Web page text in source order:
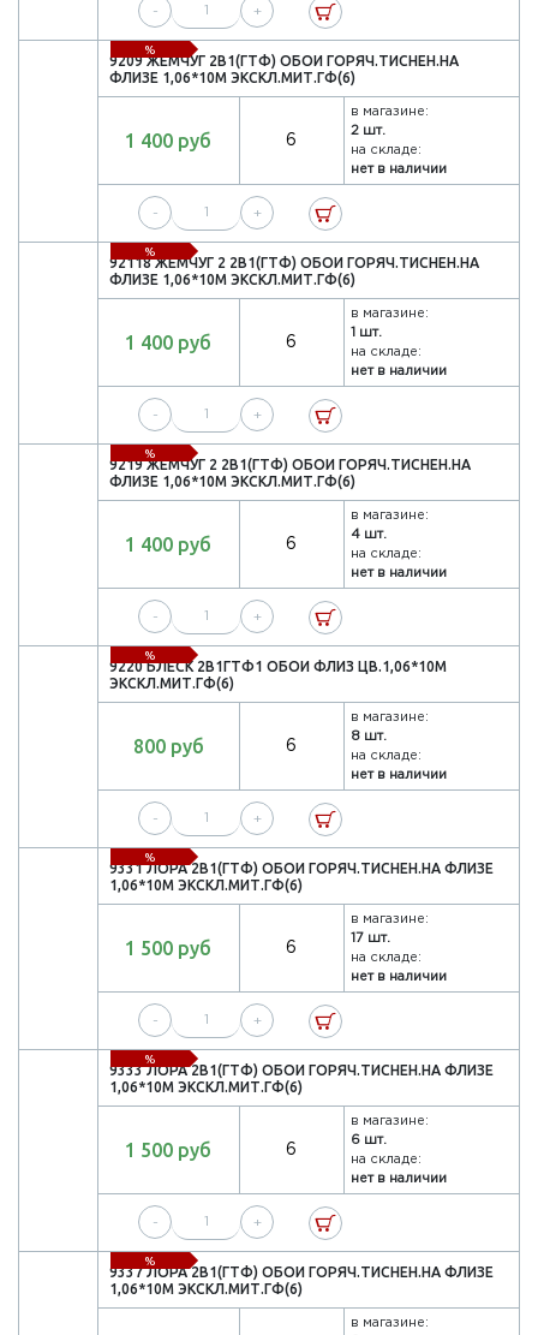
- +
%
9209 ЖЕМЧУГ 2В1(ГТФ) ОБОИ ГОРЯЧ.ТИСНЕН.НА
ФЛИЗЕ 1,06*10М ЭКСКЛ.МИТ.ГФ(6)
1 400 руб 6
в магазине:
2 шт.
на складе:
нет в наличии
- +
%
92118 ЖЕМЧУГ 2 2В1(ГТФ) ОБОИ ГОРЯЧ.ТИСНЕН.НА
ФЛИЗЕ 1,06*10М ЭКСКЛ.МИТ.ГФ(6)
1 400 руб 6
в магазине:
1 шт.
на складе:
нет в наличии
- +
%
9219 ЖЕМЧУГ 2 2В1(ГТФ) ОБОИ ГОРЯЧ.ТИСНЕН.НА
ФЛИЗЕ 1,06*10М ЭКСКЛ.МИТ.ГФ(6)
1 400 руб 6
в магазине:
4 шт.
на складе:
нет в наличии
- +
%
9220 БЛЕСК 2В1ГТФ1 ОБОИ ФЛИЗ ЦВ.1,06*10М
ЭКСКЛ.МИТ.ГФ(6)
800 руб 6
в магазине:
8 шт.
на складе:
нет в наличии
- +
%
9331 ЛОРА 2В1(ГТФ) ОБОИ ГОРЯЧ.ТИСНЕН.НА ФЛИЗЕ
1,06*10М ЭКСКЛ.МИТ.ГФ(6)
1 500 руб 6
в магазине:
17 шт.
на складе:
нет в наличии
- +
%
9333 ЛОРА 2В1(ГТФ) ОБОИ ГОРЯЧ.ТИСНЕН.НА ФЛИЗЕ
1,06*10М ЭКСКЛ.МИТ.ГФ(6)
1 500 руб 6
в магазине:
6 шт.
на складе:
нет в наличии
- +
%
9337 ЛОРА 2В1(ГТФ) ОБОИ ГОРЯЧ.ТИСНЕН.НА ФЛИЗЕ
1,06*10М ЭКСКЛ.МИТ.ГФ(6)
в магазине: